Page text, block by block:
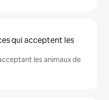
qui acceptent les
les animaux de